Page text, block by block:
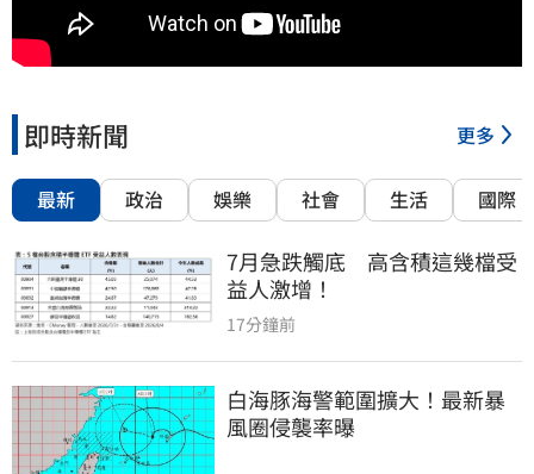
即時新聞 更多
最新 政治 娛樂 社會 生活 國際
7月急跌觸底　高含積這幾檔受
益人激增！
17分鐘前
白海豚海警範圍擴大！最新暴
風圈侵襲率曝